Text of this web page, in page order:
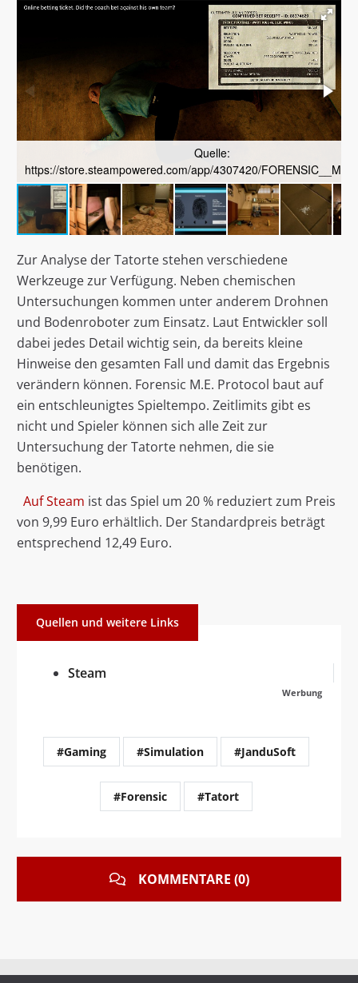
Quelle:
https://store.steampowered.com/app/4307420/
Zur Analyse der Tatorte stehen verschiedene
Werkzeuge zur Verfügung. Neben chemischen
Untersuchungen kommen unter anderem Drohnen
und Bodenroboter zum Einsatz. Laut Entwickler soll
dabei jedes Detail wichtig sein, da bereits kleine
Hinweise den gesamten Fall und damit das Ergebnis
verändern können. Forensic M.E. Protocol baut auf
ein entschleunigtes Spieltempo. Zeitlimits gibt es
nicht und Spieler können sich alle Zeit zur
Untersuchung der Tatorte nehmen, die sie
benötigen.
Auf Steam ist das Spiel um 20 % reduziert zum Preis
von 9,99 Euro erhältlich. Der Standardpreis beträgt
entsprechend 12,49 Euro.
Quellen und weitere Links
Steam
Werbung
#Gaming #Simulation #JanduSoft
#Forensic #Tatort
KOMMENTARE (0)